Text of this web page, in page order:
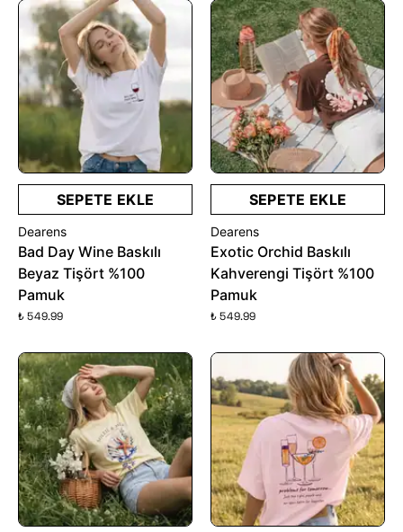
SEPETE EKLE
Dearens
Bad Day Wine Baskılı
Beyaz Tişört %100
Pamuk
₺ 549.99
SEPETE EKLE
Dearens
Exotic Orchid Baskılı
Kahverengi Tişört %100
Pamuk
₺ 549.99